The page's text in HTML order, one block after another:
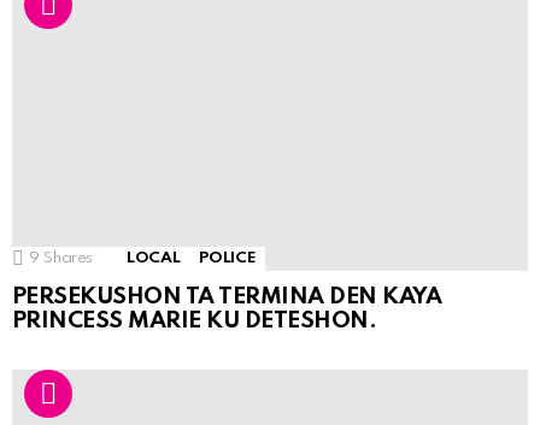
9 Shares LOCAL POLICE
PERSEKUSHON TA TERMINA DEN KAYA
PRINCESS MARIE KU DETESHON.